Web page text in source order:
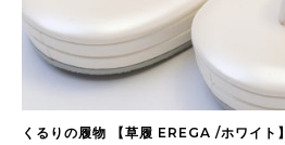
くるりの履物 【草履 EREGA /ホワイト】